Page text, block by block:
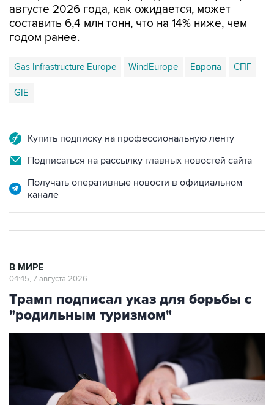
августе 2026 года, как ожидается, может
составить 6,4 млн тонн, что на 14% ниже, чем
годом ранее.
Gas Infrastructure Europe WindEurope Европа СПГ
GIE
Купить подписку на профессиональную ленту
Подписаться на рассылку главных новостей сайта
Получать оперативные новости в официальном
канале
В МИРЕ
04:45, 7 августа 2026
Трамп подписал указ для борьбы с
"родильным туризмом"